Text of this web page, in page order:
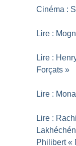
Cinéma :
Lire :
Lire :
Forçats »
Lire :
Lire :
Philibert «